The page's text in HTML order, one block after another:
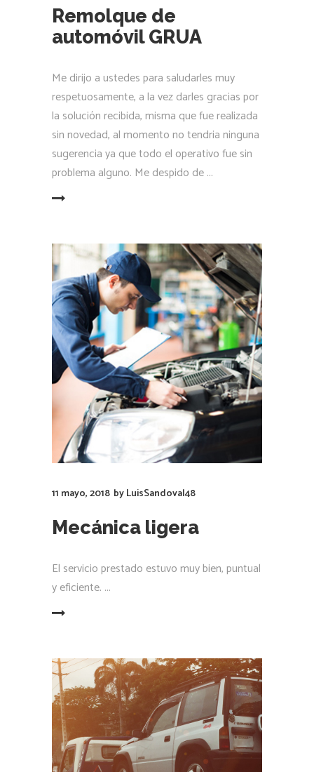
Remolque de
automóvil GRUA
Me dirijo a ustedes para saludarles muy
respetuosamente, a la vez darles gracias por
la solución recibida, misma que fue realizada
sin novedad, al momento no tendria ninguna
sugerencia ya que todo el operativo fue sin
problema alguno. Me despido de
11 mayo, 2018 byLuisSandoval48
Mecánica ligera
El servicio prestado estuvo muy bien, puntual
y eficiente.